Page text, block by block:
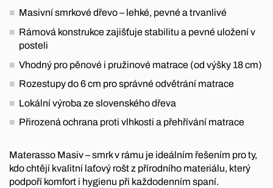
Masivní smrkové dřevo – lehké, pevné a trvanlivé
Rámová konstrukce zajišťuje stabilitu a pevné uložení v
posteli
Vhodný pro pěnové i pružinové matrace (od výšky 18 cm)
Rozestupy do 6 cm pro správné odvětrání matrace
Lokální výroba ze slovenského dřeva
Přirozená ochrana proti vlhkosti a přehřívání matrace
Materasso Masiv – smrk v rámu je ideálním řešením pro ty,
kdo chtějí kvalitní laťový rošt z přírodního materiálu, který
podpoří komfort i hygienu při každodenním spaní.